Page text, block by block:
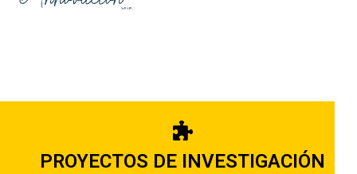
PROYECTOS DE INVESTIGACIÓN